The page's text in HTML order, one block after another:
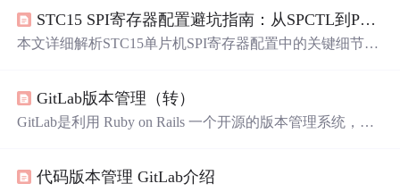
或者私人项目。它拥有与Github类似的功能，能够浏览源
代码，管理缺陷和注释。可以管理团队对仓库的访问，它
STC15 SPI寄存器配置避坑指南：从SPCTL到P_SW1，一篇讲透所有细节
本文详细解析STC15单片机SPI寄存器配置中的关键细节，
助开发者避开SPI通信中的典型错误，提升嵌入式开发效
率。特别适合STC15单片机开发者参考。
GitLab版本管理（转）
GitLab是利用 Ruby on Rails 一个开源的版本管理系统，实
览源代码，管理缺陷和注释。可以管理团队对仓库的访
代码版本管理 GitLab介绍